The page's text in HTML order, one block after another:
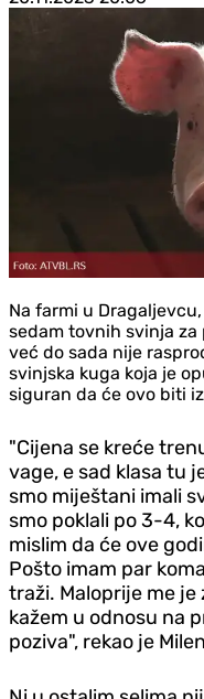
Na farmi u
sedam tovnih svinja za
već do sada nije
svinjska kuga koja je
siguran da će ovo biti
"Cijena se kreće
vage, e sad klasa tu
smo miještani imali
smo poklali po 3-4,
mislim da će ove
Pošto imam par
traži. Maloprije me
kažem u odnosu na
poziva", rekao je